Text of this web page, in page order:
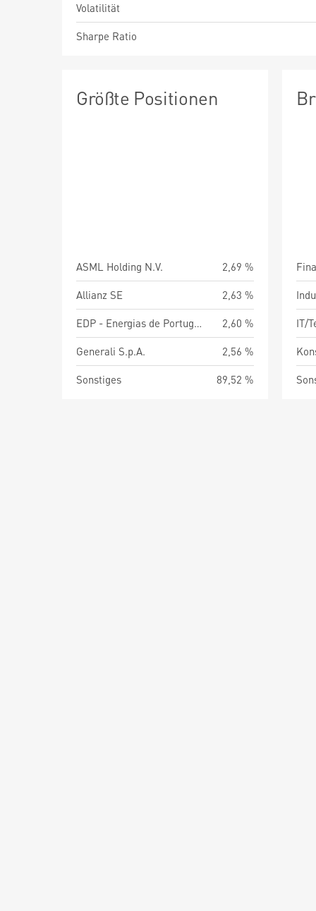
Volatilität
Sharpe Ratio
Größte Positionen
ASML Holding N.V.
2,69 %
Allianz SE
2,63 %
EDP - Energias de Portugal SA
2,60 %
Generali S.p.A.
2,56 %
Sonstiges
89,52 %
IT/